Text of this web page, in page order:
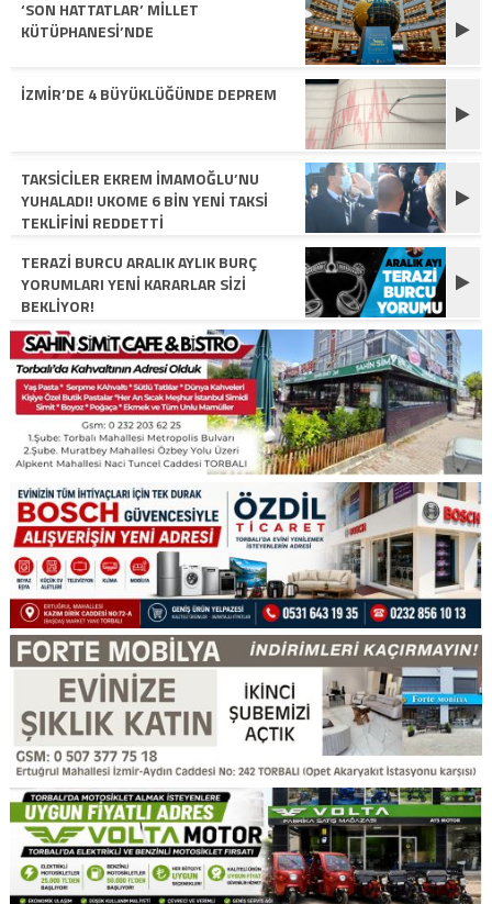
‘SON HATTATLAR’ MILLET
KÜTÜPHANESI’NDE
İZMIR’DE 4 BÜYÜKLÜĞÜNDE DEPREM
TAKSICILER EKREM İMAMOĞLU’NU
YUHALADI! UKOME 6 BIN YENI TAKSI
TEKLIFINI REDDETTI
TERAZI BURCU ARALIK AYLIK BURÇ
YORUMLARI YENI KARARLAR SIZI
BEKLIYOR!